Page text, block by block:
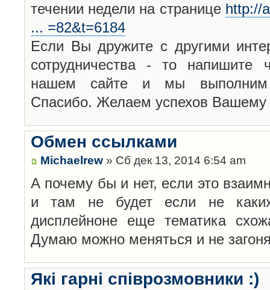
течении недели на странице http://
... =82&t=6184
Если Вы дружите с другими
сотрудничества - то напишите
нашем сайте и мы выполним
Спасибо. Желаем успехов Вашему
Обмен ссылками
Michaelrew » Сб дек 13, 2014 6:54 am
А почему бы и нет, если это
и там не будет если не
дисплейноне еще тематика
Думаю можно меняться и не
Які гарні співрозмовники :)